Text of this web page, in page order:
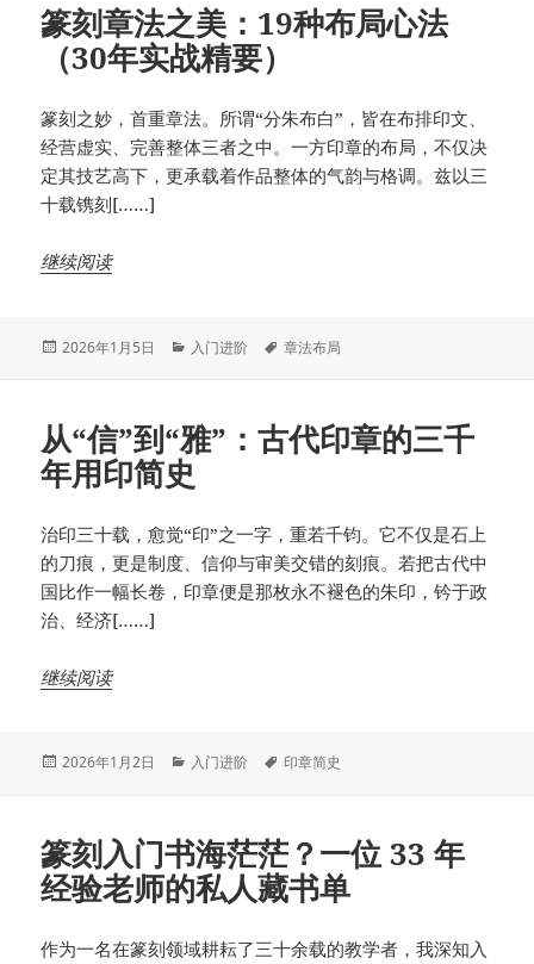
篆刻章法之美：19种布局心法
（30年实战精要）
篆刻之妙，首重章法。所谓“分朱布白”，皆在布排印文、
经营虚实、完善整体三者之中。一方印章的布局，不仅决
定其技艺高下，更承载着作品整体的气韵与格调。兹以三
十载镌刻[……]
继续阅读
发
2026年1月5日
分
入门进阶
标
章法布局
从“信”到“雅”：古代印章的三千
年用印简史
治印三十载，愈觉“印”之一字，重若千钧。它不仅是石上
的刀痕，更是制度、信仰与审美交错的刻痕。若把古代中
国比作一幅长卷，印章便是那枚永不褪色的朱印，钤于政
治、经济[……]
继续阅读
发
2026年1月2日
分
入门进阶
标
印章简史
篆刻入门书海茫茫？一位 33 年
经验老师的私人藏书单
作为一名在篆刻领域耕耘了三十余载的教学者，我深知入